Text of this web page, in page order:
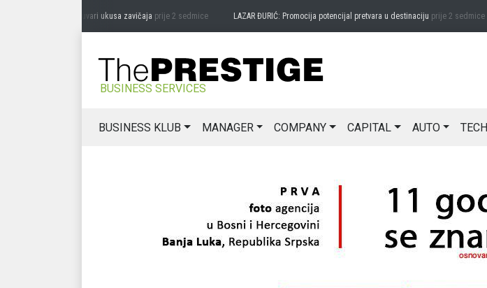
MIĆANOVIĆ: Čuvari ukusa zavičajaprije 2 sedmice LAZAR ĐURIĆ: Promocija potencijal pretvara u destinacijuprije 2 sedmice
BUSINESS SERVICES
BUSINESS KLUB MANAGER COMPANY CAPITAL AUTO TECH